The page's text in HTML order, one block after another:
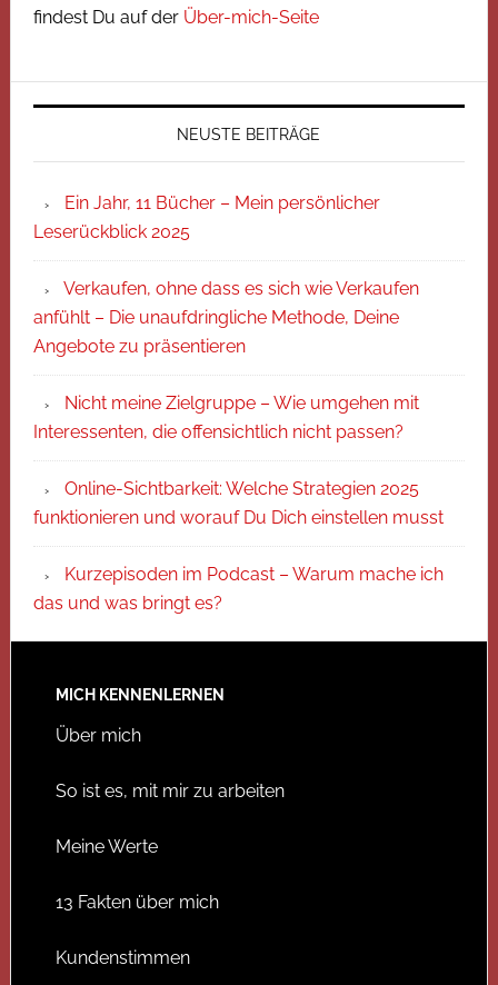
findest Du auf der Über-mich-Seite
NEUSTE BEITRÄGE
Ein Jahr, 11 Bücher – Mein persönlicher
Leserückblick 2025
Verkaufen, ohne dass es sich wie Verkaufen
anfühlt – Die unaufdringliche Methode, Deine
Angebote zu präsentieren
Nicht meine Zielgruppe – Wie umgehen mit
Interessenten, die offensichtlich nicht passen?
Online-Sichtbarkeit: Welche Strategien 2025
funktionieren und worauf Du Dich einstellen musst
Kurzepisoden im Podcast – Warum mache ich
das und was bringt es?
MICH KENNENLERNEN
Über mich
So ist es, mit mir zu arbeiten
Meine Werte
13 Fakten über mich
Kundenstimmen